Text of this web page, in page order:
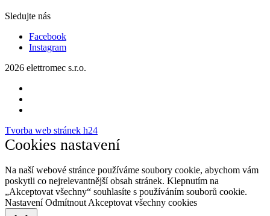
Sledujte nás
Facebook
Instagram
2026 elettromec s.r.o.
Tvorba web stránek h24
Cookies nastavení
Na naší webové stránce používáme soubory cookie, abychom vám
poskytli co nejrelevantnější obsah stránek. Klepnutím na
„Akceptovat všechny“ souhlasíte s používáním souborů cookie.
Nastavení Odmítnout Akceptovat všechny cookies